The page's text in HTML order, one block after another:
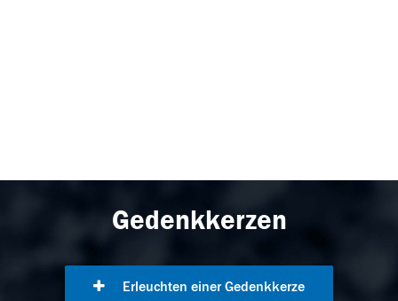
Gedenkkerzen
Erleuchten einer Gedenkkerze